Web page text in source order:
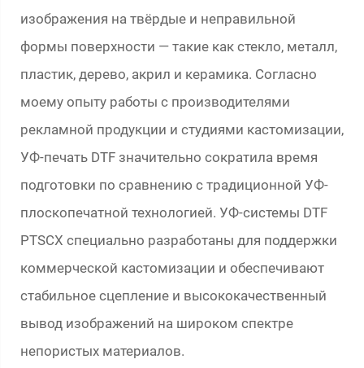
изображения на твёрдые и неправильной
формы поверхности — такие как стекло, металл,
пластик, дерево, акрил и керамика. Согласно
моему опыту работы с производителями
рекламной продукции и студиями кастомизации,
УФ-печать DTF значительно сократила время
подготовки по сравнению с традиционной УФ-
плоскопечатной технологией. УФ-системы DTF
PTSCX специально разработаны для поддержки
коммерческой кастомизации и обеспечивают
стабильное сцепление и высококачественный
вывод изображений на широком спектре
непористых материалов.